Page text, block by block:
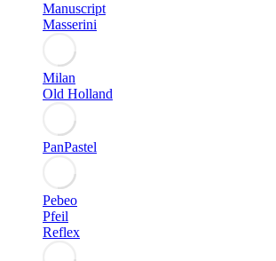
Manuscript
Masserini
Milan
Old Holland
PanPastel
Pebeo
Pfeil
Reflex